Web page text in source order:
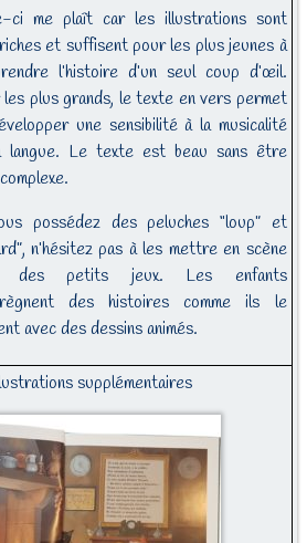
ci me plaît car les illustrations sont
et suffisent pour les plus jeunes à
l’histoire d’un seul coup d’œil.
plus grands, le texte en vers permet
une sensibilité à la musicalité
langue. Le texte est beau sans être
possédez des peluches “loup” et
n’hésitez pas à les mettre en scène
des petits jeux. Les enfants
des histoires comme ils le
avec des dessins animés.
supplémentaires